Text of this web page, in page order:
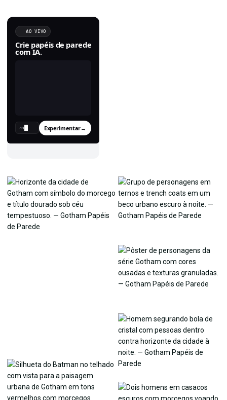
AO VIVO
Crie papéis de parede
com IA.
› Experimentar